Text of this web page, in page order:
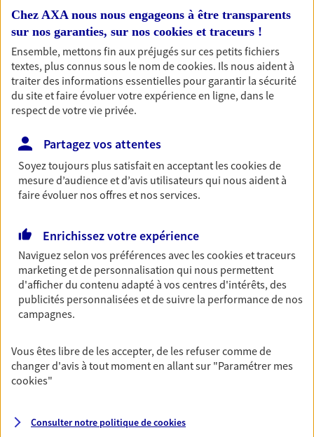
entreprises
Comme vous, nous sommes des indépendants. Nous
bâtissons ensemble des solutions cohérentes pour
protéger votre activité, vos collaborateurs... mais aussi
vous-même et votre famille.
vie
Achat immobilier, installation, départ à la retraite…
Autant de moments de vie qui nécessitent des solutions
d'assurance et d'épargne. Recevez un conseil d'expert
Vous aider à constituer une
épargne
De nombreuses solutions s'offrent à vous pour faire
fructifier votre épargne. Laquelle correspond à vos
Assurance vie, PER, Livret… Faisons le point ensemble !
Anticipez les imprévus et sécurisez votre futur grâce à
Chez AXA nous nous engageons à être transparents
sur nos garanties, sur nos cookies et traceurs !
Ensemble, mettons fin aux préjugés sur ces petits fichiers
textes, plus connus sous le nom decookies. Ils nous aident à
traiter des informations essentielles pour garantir la sécurité
du site et faire évoluer votre expérience en ligne, dans le
respect de votre vie privée.
Partagez vos attentes
Soyez toujours plus satisfait en acceptant lescookiesde
mesure d’audience et d’avis utilisateurs qui nous aident à
faire évoluer nos offres et nos services.
Enrichissez votre expérience
Naviguez selon vos préférences avec lescookies et traceurs
marketing et de personnalisation qui nous permettent
d'afficher du contenu adapté à vos centres d'intérêts, des
publicités personnalisées et de suivre la performance de nos
campagnes.
Vous êtes libre de les accepter, de les refuser comme de
changer d'avis à tout moment en allant sur "Paramétrer mes
cookies"
Consulter notre politique decookies